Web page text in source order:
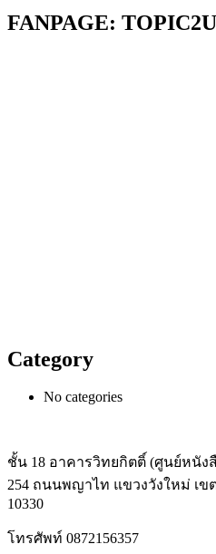
FANPAGE: TOPIC2U
Category
No categories
ชั้น 18 อาคารวิทยกิตติ์ (ศูนย์หนัง
254 ถนนพญาไท แขวงวังใหม่ เ
10330
โทรศัพท์ 0872156357